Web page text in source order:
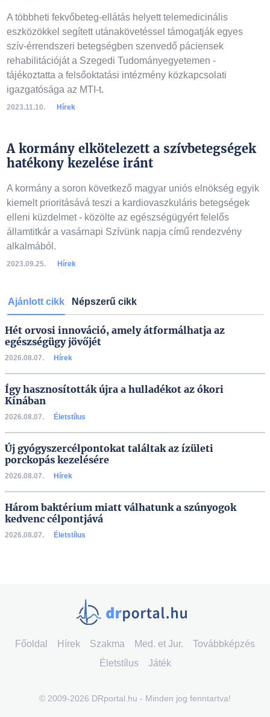
A többheti fekvőbeteg-ellátás helyett telemedicinális
eszközökkel segített utánakövetéssel támogatják egyes
szív-érrendszeri betegségben szenvedő páciensek
rehabilitációját a Szegedi Tudományegyetemen -
tájékoztatta a felsőoktatási intézmény közkapcsolati
igazgatósága az MTI-t.
2023.11.10. Hírek
A kormány elkötelezett a szívbetegségek
hatékony kezelése iránt
A kormány a soron következő magyar uniós elnökség egyik
kiemelt prioritásává teszi a kardiovaszkuláris betegségek
elleni küzdelmet - közölte az egészségügyért felelős
államtitkár a vasárnapi Szívünk napja című rendezvény
alkalmából.
2023.09.25. Hírek
Ajánlott cikk Népszerű cikk
Hét orvosi innováció, amely átformálhatja az
egészségügy jövőjét
2026.08.07. Hírek
Így hasznosították újra a hulladékot az ókori
Kínában
2026.08.07. Életstílus
Új gyógyszercélpontokat találtak az ízületi
porckopás kezelésére
2026.08.07. Hírek
Három baktérium miatt válhatunk a szúnyogok
kedvenc célpontjává
2026.08.07. Életstílus
Főoldal Hírek Szakma Med. et Jur.
Továbbképzés
Életstílus
Játék
© 2009-2026 DRportal.hu - Minden jog fenntartva!